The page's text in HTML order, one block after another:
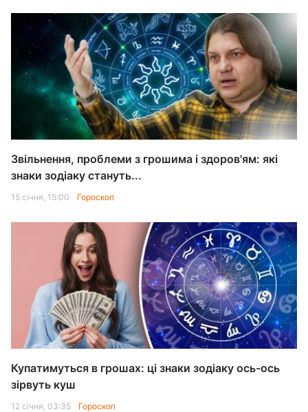
Звільнення, проблеми з грошима і здоров'ям: які
знаки зодіаку стануть...
15 січня, 15:00 Гороскоп
Купатимуться в грошах: ці знаки зодіаку ось-ось
зірвуть куш
12 січня, 03:35 Гороскоп